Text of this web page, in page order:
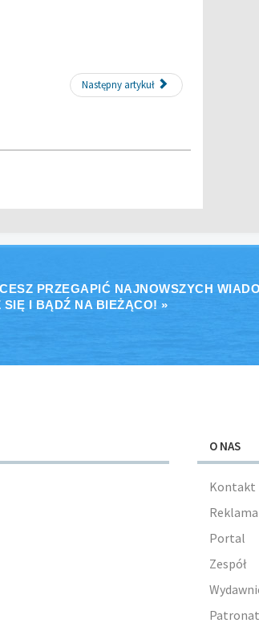
Następny artykuł
PRZEGAPIĆ NAJNOWSZYCH
SIĘ I BĄDŹ NA BIEŻĄCO! »
O NAS
Kontakt
Reklama
Portal
Zespół